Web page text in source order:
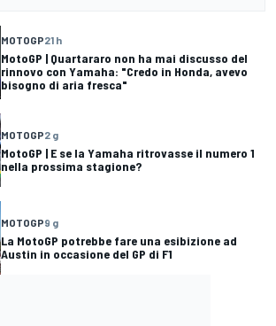
MOTOGP21 h
MotoGP | Quartararo non ha mai discusso del
rinnovo con Yamaha: "Credo in Honda, avevo
bisogno di aria fresca"
MOTOGP2 g
MotoGP | E se la Yamaha ritrovasse il numero 1
nella prossima stagione?
MOTOGP9 g
La MotoGP potrebbe fare una esibizione ad
Austin in occasione del GP di F1